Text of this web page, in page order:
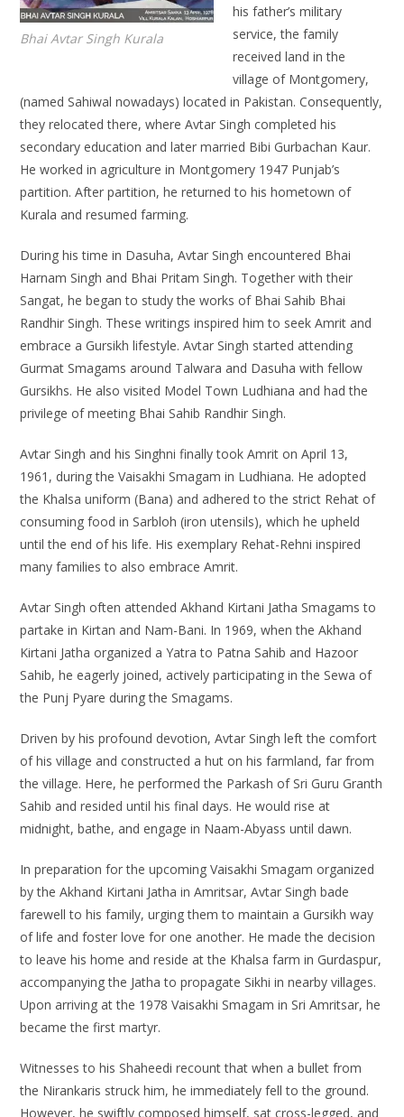
Bhai Avtar Singh Kurala
his father’s military
service, the family
received land in the
village of Montgomery,
(named Sahiwal nowadays) located in Pakistan. Consequently,
they relocated there, where Avtar Singh completed his
secondary education and later married Bibi Gurbachan Kaur.
He worked in agriculture in Montgomery 1947 Punjab’s
partition. After partition, he returned to his hometown of
Kurala and resumed farming.
During his time in Dasuha, Avtar Singh encountered Bhai
Harnam Singh and Bhai Pritam Singh. Together with their
Sangat, he began to study the works of Bhai Sahib Bhai
Randhir Singh. These writings inspired him to seek Amrit and
embrace a Gursikh lifestyle. Avtar Singh started attending
Gurmat Smagams around Talwara and Dasuha with fellow
Gursikhs. He also visited Model Town Ludhiana and had the
privilege of meeting Bhai Sahib Randhir Singh.
Avtar Singh and his Singhni finally took Amrit on April 13,
1961, during the Vaisakhi Smagam in Ludhiana. He adopted
the Khalsa uniform (Bana) and adhered to the strict Rehat of
consuming food in Sarbloh (iron utensils), which he upheld
until the end of his life. His exemplary Rehat-Rehni inspired
many families to also embrace Amrit.
Avtar Singh often attended Akhand Kirtani Jatha Smagams to
partake in Kirtan and Nam-Bani. In 1969, when the Akhand
Kirtani Jatha organized a Yatra to Patna Sahib and Hazoor
Sahib, he eagerly joined, actively participating in the Sewa of
the Punj Pyare during the Smagams.
Driven by his profound devotion, Avtar Singh left the comfort
of his village and constructed a hut on his farmland, far from
the village. Here, he performed the Parkash of Sri Guru Granth
Sahib and resided until his final days. He would rise at
midnight, bathe, and engage in Naam-Abyass until dawn.
In preparation for the upcoming Vaisakhi Smagam organized
by the Akhand Kirtani Jatha in Amritsar, Avtar Singh bade
farewell to his family, urging them to maintain a Gursikh way
of life and foster love for one another. He made the decision
to leave his home and reside at the Khalsa farm in Gurdaspur,
accompanying the Jatha to propagate Sikhi in nearby villages.
Upon arriving at the 1978 Vaisakhi Smagam in Sri Amritsar, he
became the first martyr.
Witnesses to his Shaheedi recount that when a bullet from
the Nirankaris struck him, he immediately fell to the ground.
However, he swiftly composed himself, sat cross-legged, and